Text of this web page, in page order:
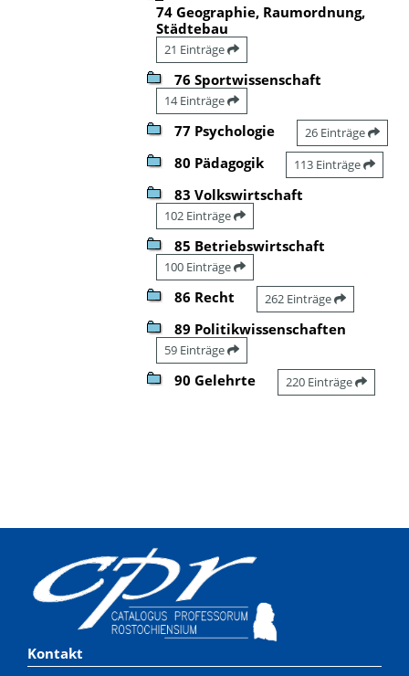
74 Geographie, Raumordnung,
Städtebau
21 Einträge
76 Sportwissenschaft
14 Einträge
77 Psychologie 26 Einträge
80 Pädagogik 113 Einträge
83 Volkswirtschaft
102 Einträge
85 Betriebswirtschaft
100 Einträge
86 Recht 262 Einträge
89 Politikwissenschaften
59 Einträge
90 Gelehrte 220 Einträge
Kontakt